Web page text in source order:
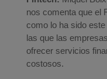
nos comenta que el
como lo ha sido
las que las
ofrecer servicios
costosos.